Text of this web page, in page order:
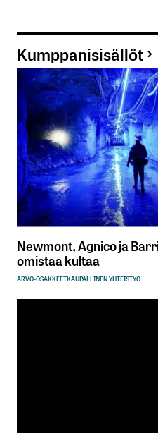
Kumppanisisällöt
Newmont, Agnico ja
omistaa kultaa
ARVO-OSAKKEETKAUPALLINEN YHTEISTYÖ